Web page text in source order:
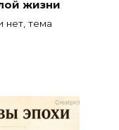
жизни
нет, тема